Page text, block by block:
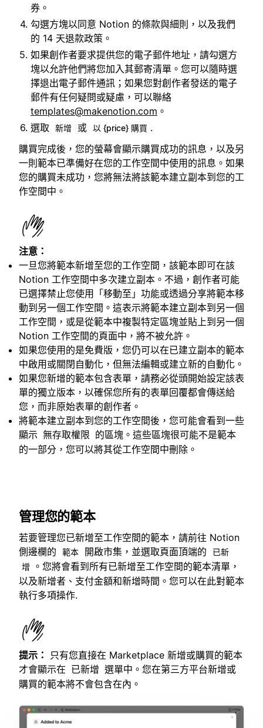
券。
勾選方塊以同意 Notion 的條款與細則，以及我們
的 14 天退款政策。
如果創作者要求提供您的電子郵件地址，請勾選方
塊以允許他們將您加入其郵寄清單。您可以隨時選
擇退出電子郵件通訊；如果您對創作者發送的電子
郵件有任何疑問或疑慮，可以聯絡
templates@makenotion.com 。
選取
新增 或 以 {price} 購買 .
購買完成後，您的螢幕會顯示購買成功的訊息，以及另
一則範本已準備好在您的工作空間中使用的訊息。如果
您的購買未成功，您將無法將該範本建立副本到您的工
作空間中。
注意：
一旦您將範本新增至您的工作空間，該範本即可在該
Notion 工作空間中多次建立副本。不過，創作者可能
已選擇禁止您使用「移動至」功能或透過分享將範本移
動到另一個工作空間。這表示將範本建立副本到另一個
工作空間，或是從範本中複製特定區塊並貼上到另一個
Notion 工作空間的頁面中，將不被允許。
如果您使用的是免費版，您仍可以在已建立副本的範本
中啟用或關閉自動化，但無法編輯或建立新的自動化。
如果您新增的範本包含表單，請務必從頭開始設定該表
單的獨立版本，以確保您所有的表單回覆都會傳送給
您，而非原始表單的創作者。
將範本建立副本到您的工作空間後，您可能會看到一些
顯示 無存取權限 的區塊。這些區塊很可能不是範本
的一部分，您可以將其從工作空間中刪除。
管理您的範本
若要管理您已新增至工作空間的範本，請前往 Notion
側邊欄的
範本 開啟市集，並選取頁面頂端的
已新
增
。您將會看到所有已新增至工作空間的範本清單，
以及新增者、支付金額和新增時間。您可以在此對範本
執行多項操作.
提示：
只有您直接在 Marketplace 新增或購買的範本
才會顯示在 已新增 選單中。您在第三方平台新增或
購買的範本將不會包含在內。